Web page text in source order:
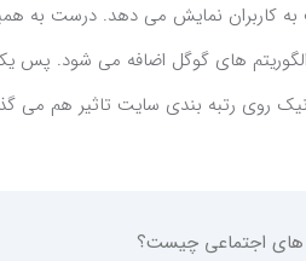
کاربران نمایش می دهد. درست به
الگوریتم های گوگل اضافه می شود. پس
های اجتماعی چیست؟